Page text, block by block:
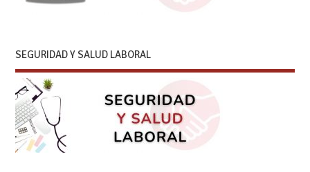
SEGURIDAD Y SALUD LABORAL